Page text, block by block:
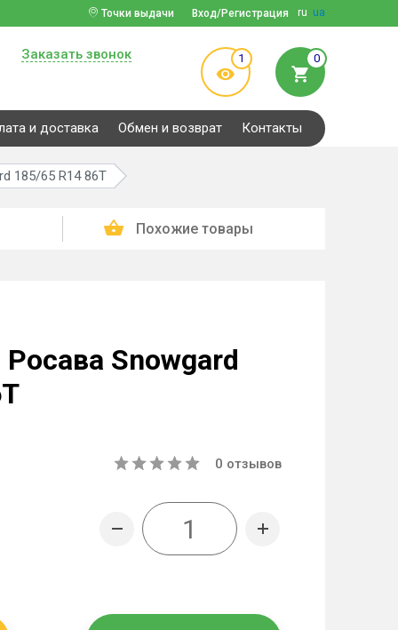
ru ua
Вход/Регистрация
Точки выдачи
Заказать звонок 1 0
и доставка Обмен и возврат Контакты
185/65 R14 86T
Похожие товары
Snowgard
0 отзывов